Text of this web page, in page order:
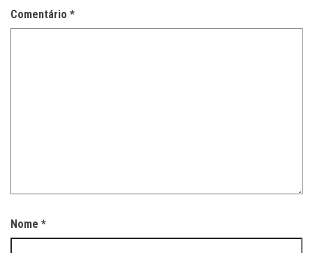
Comentário *
Nome *